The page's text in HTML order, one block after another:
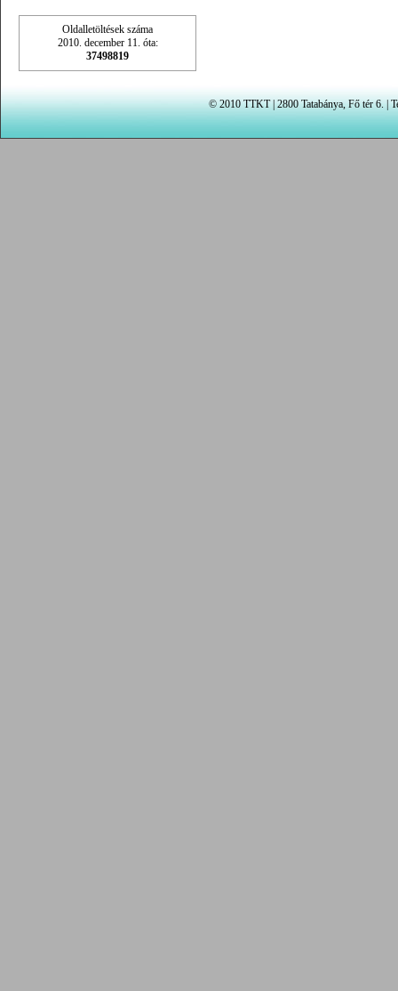
Oldalletöltések száma
2010. december 11. óta:
37498819
© 2010 TTKT | 2800 Tatabánya, Fő tér 6. |